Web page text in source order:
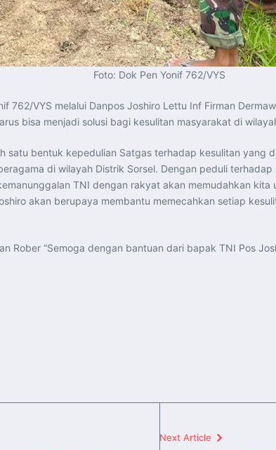
Foto: Dok Pen Yonif 762/VYS
762/VYS melalui Danpos Joshiro Lettu Inf Firman
bisa menjadi solusi bagi kesulitan masyarakat di
bentuk kepedulian Satgas terhadap kesulitan yang
di wilayah Distrik Sorsel. Dengan peduli
TNI dengan rakyat akan memudahkan
akan berupaya membantu memecahkan setiap
Rober “Semoga dengan bantuan dari bapak TNI Pos
Next Article